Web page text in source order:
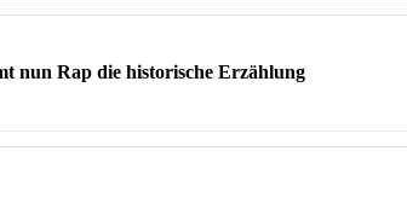
nun Rap die historische Erzählung